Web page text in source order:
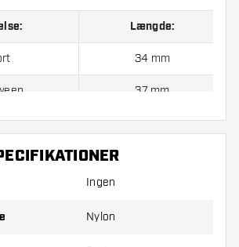
Længde:
34 mm
37 mm
40 mm
(3 stk.) Ingen
Nylon